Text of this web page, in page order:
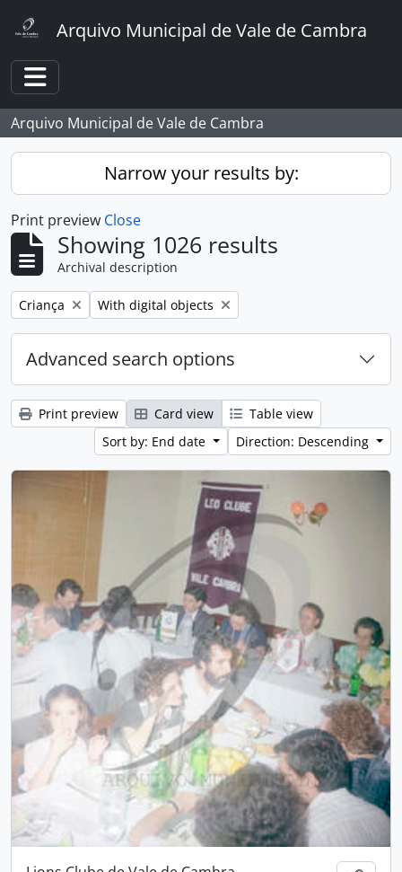
Arquivo Municipal de Vale de Cambra
Toggle navigation
Arquivo Municipal de Vale de Cambra
Narrow your results by:
Print preview Close
Showing 1026 results
Archival description
Remove filter:
Criança Remove filter:
With digital objects
Advanced search options
Print preview Card view
Table view
Sort by: End date
Direction: Descending